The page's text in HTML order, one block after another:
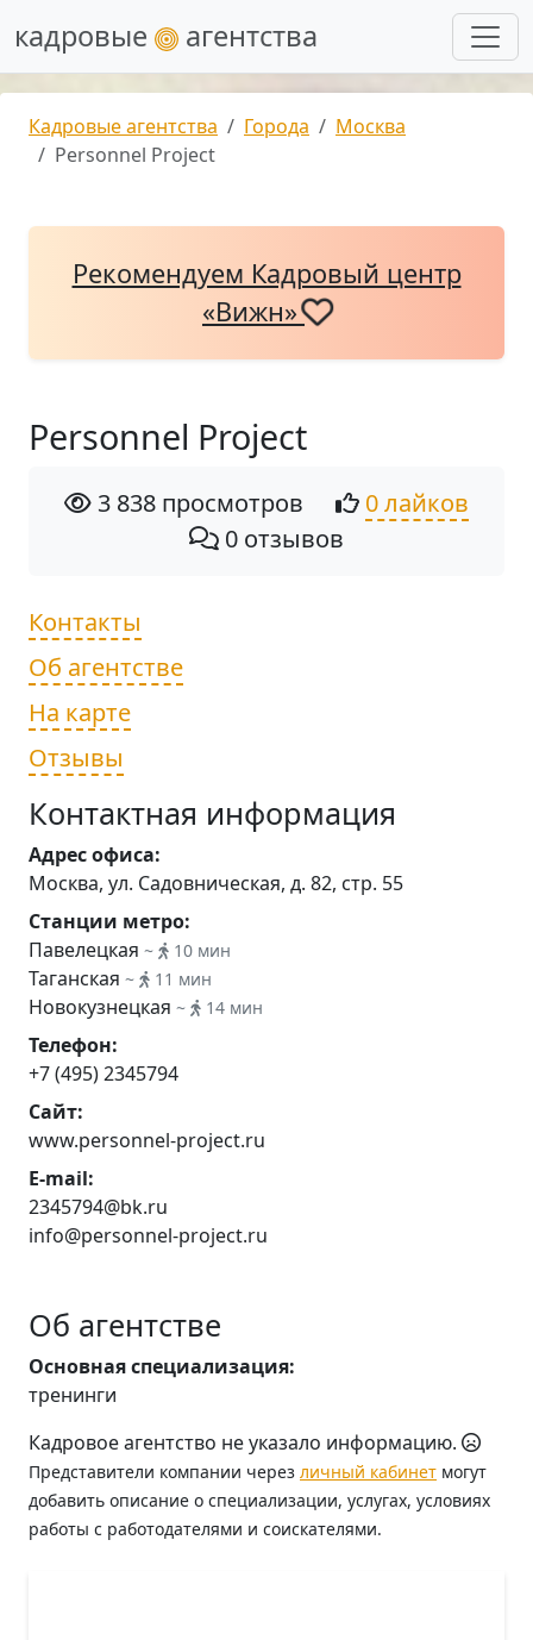
кадровые агентства
Кадровые агентства Города
Москва
Personnel Project
Рекомендуем Кадровый центр
«Вижн»
Personnel Project
3 838 просмотров
0 лайков
0 отзывов
Контакты
Об агентстве
На карте
Отзывы
Контактная информация
Адрес офиса:
Москва, ул. Садовническая, д. 82, стр. 55
Станции метро:
Павелецкая ~ 10 мин
Таганская ~ 11 мин
Новокузнецкая ~ 14 мин
Телефон:
+7 (495) 2345794
Сайт:
www.personnel-project.ru
E-mail:
2345794@bk.ru
info@personnel-project.ru
Об агентстве
Основная специализация:
тренинги
Кадровое агентство не указало информацию.
Представители компании через личный кабинет могут
добавить описание о специализации, услугах, условиях
работы с работодателями и соискателями.